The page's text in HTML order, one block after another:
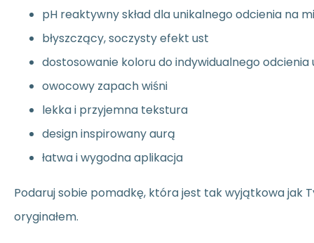
pH reaktywny skład dla unikalnego odcienia na
błyszczący, soczysty efekt ust
dostosowanie koloru do indywidualnego odcienia
owocowy zapach wiśni
lekka i przyjemna tekstura
design inspirowany aurą
łatwa i wygodna aplikacja
Podaruj sobie pomadkę, która jest tak wyjątkowa jak
oryginałem.